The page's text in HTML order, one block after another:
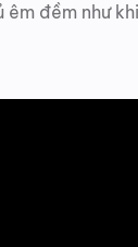
êm đềm như